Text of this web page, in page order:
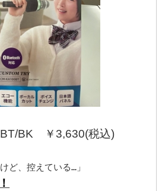
BK ￥3,630(税込)
ど、控えている…」